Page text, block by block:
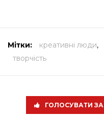
Мітки: креативні люди,
творчість
ГОЛОСУВАТИ ЗА